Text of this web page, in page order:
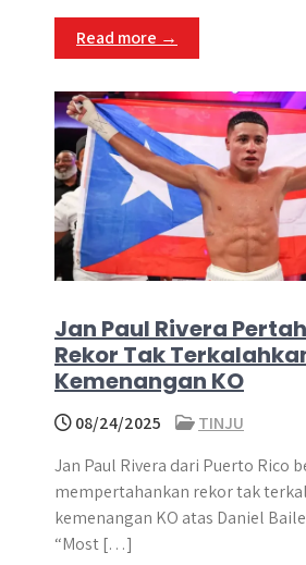
Read more →
Jan Paul Rivera
Rekor Tak
Kemenangan KO
08/24/2025
TINJU
Jan Paul Rivera dari Puerto Rico
mempertahankan rekor tak
kemenangan KO atas Daniel
“Most […]